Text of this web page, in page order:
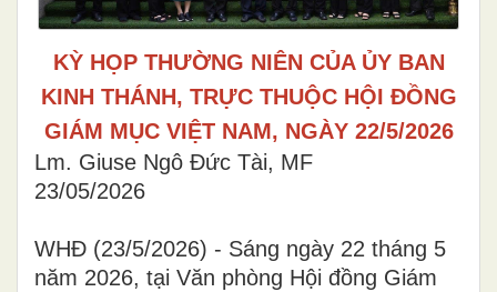
KỲ HỌP THƯỜNG NIÊN CỦA ỦY BAN
KINH THÁNH, TRỰC THUỘC HỘI ĐỒNG
GIÁM MỤC VIỆT NAM, NGÀY 22/5/2026
Lm. Giuse Ngô Đức Tài, MF
23/05/2026
WHĐ (23/5/2026) - Sáng ngày 22 tháng 5
năm 2026, tại Văn phòng Hội đồng Giám